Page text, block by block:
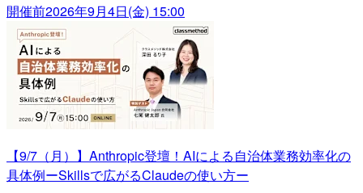
開催前2026年9月4日(金) 15:00
【9/7（月）】Anthropic登壇！AIによる自治体業務効率化の
具体例ーSkillsで広がるClaudeの使い方ー